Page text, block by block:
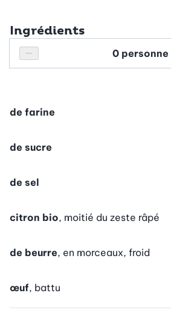
Ingrédients
Réduire le nombre de personnes
Personnes
de farine
de sucre
de sel
citron bio, moitié du zeste râpé
de beurre, en morceaux, froid
œuf, battu